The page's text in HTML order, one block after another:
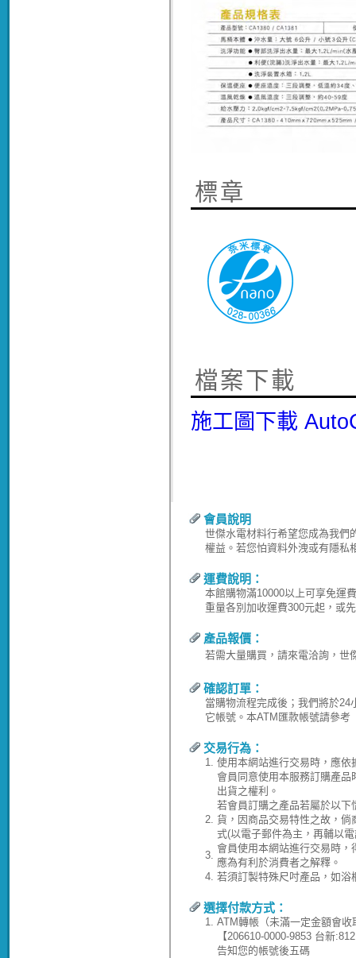
標章
檔案下載
施工圖下載
會員說明
世傑水電材料行希望您成為我們
權益。若您怕資料外洩或有隱私
運費說明：
本館購物滿10000以上可享免運
重量各別加收運費300元起，或
產品報價：
若需大量購買，請來電洽詢，世
確認訂單：
當購物流程完成後；我們將於
它帳號。本ATM匯款帳號請參考
交易行為：
1. 使用本網站進行交易時，應
會員同意使用本服務訂購產
出貨之權利。
2.
若會員訂購之產品若屬於以
貨，因商品交易特性之故，
式(以電子郵件為主，再輔以
3.
會員使用本網站進行交易時
應為有利於消費者之解釋。
4. 若須訂製特殊尺吋產品，如
選擇付款方式：
1. ATM轉帳（未滿一定金額會
【206610-0000-9853 台新
告知您的帳號後五碼